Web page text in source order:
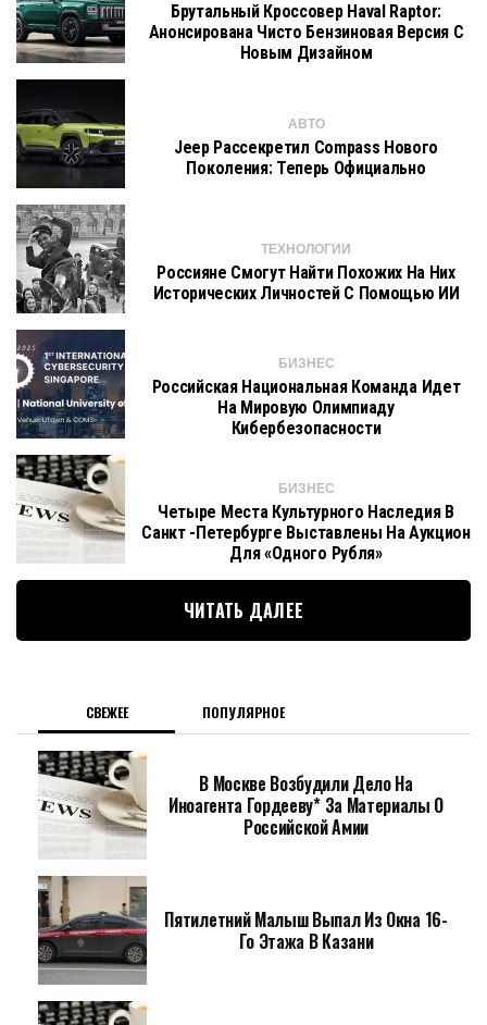
Брутальный Кроссовер Haval Raptor:
Анонсирована Чисто Бензиновая Версия С
Новым Дизайном
АВТО
Jeep Рассекретил Compass Нового
Поколения: Теперь Официально
ТЕХНОЛОГИИ
Россияне Смогут Найти Похожих На Них
Исторических Личностей С Помощью ИИ
БИЗНЕС
Российская Национальная Команда Идет
На Мировую Олимпиаду
Кибербезопасности
БИЗНЕС
Четыре Места Культурного Наследия В
Санкт -Петербурге Выставлены На Аукцион
Для «одного Рубля»
ЧИТАТЬ ДАЛЕЕ
СВЕЖЕЕ ПОПУЛЯРНОЕ
В Москве Возбудили Дело На
Иноагента Гордееву* За Материалы О
Российской Амии
Пятилетний Малыш Выпал Из Окна 16-
Го Этажа В Казани